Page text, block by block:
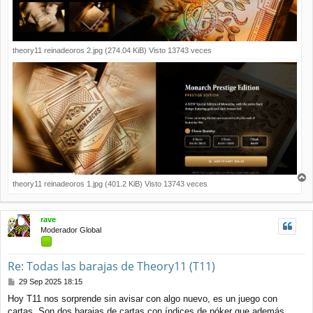
theory11 reinadeoros 2.jpg (274.04 KiB) Visto 13743 veces
theory11 reinadeoros 1.jpg (401.2 KiB) Visto 13743 veces
i
rave
Moderador Global
Re: Todas las barajas de Theory11 (T11)
M
n
29 Sep 2025 18:15
Hoy T11 nos sorprende sin avisar con algo nuevo, es un juego con